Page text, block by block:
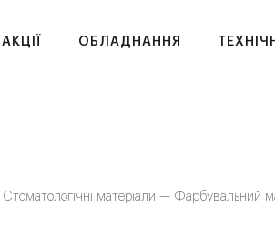
АКЦІЇ ОБЛАДНАННЯ
Стоматологічні матеріали — Фарбувальний